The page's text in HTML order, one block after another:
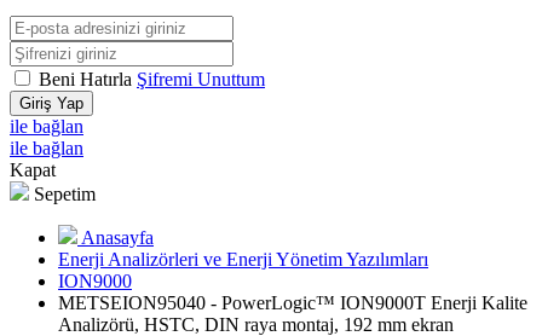
Beni Hatırla Şifremi Unuttum
Giriş Yap
ile bağlan
ile bağlan
Kapat
Sepetim
Anasayfa
Enerji Analizörleri ve Enerji Yönetim Yazılımları
ION9000
METSEION95040 - PowerLogic™ ION9000T Enerji Kalite
Analizörü, HSTC, DIN raya montaj, 192 mm ekran